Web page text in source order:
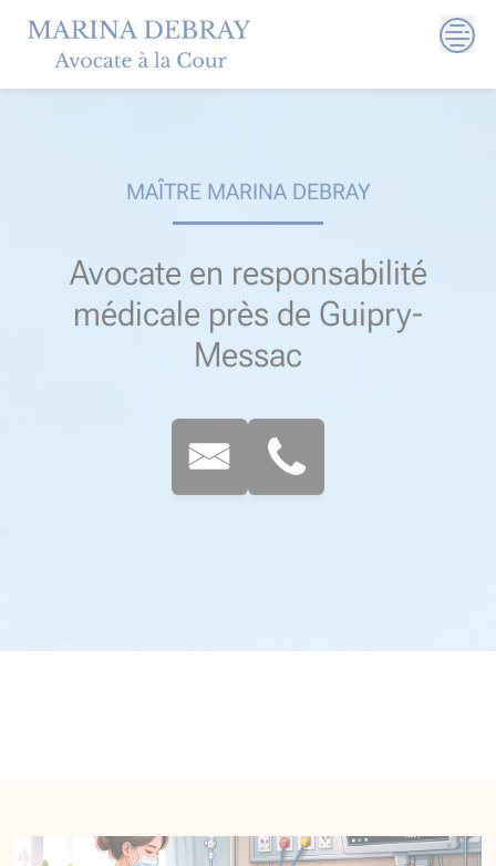
content
MAÎTRE MARINA DEBRAY
Avocate en responsabilité
médicale près de Guipry-
Messac​